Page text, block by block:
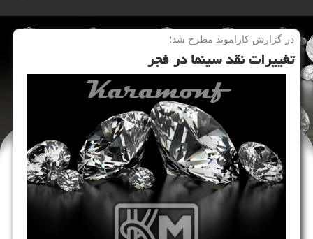
در گزارش كاراموند مطرح شد؛
تغییرات نقد سینما در فجر